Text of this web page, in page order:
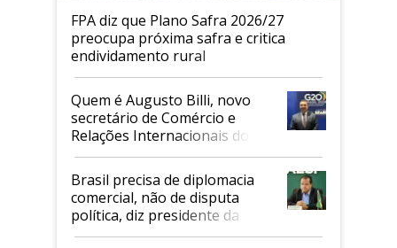
FPA diz que Plano Safra 2026/27
preocupa próxima safra e critica
endividamento rural
Quem é Augusto Billi, novo
secretário de Comércio e
Relações Internacionais do
Mapa
Brasil precisa de diplomacia
comercial, não de disputa
política, diz presidente da
Faesp